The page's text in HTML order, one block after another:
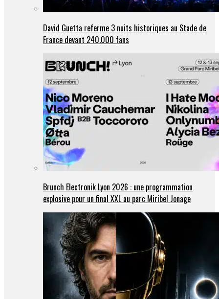
David Guetta referme 3 nuits historiques au Stade de
France devant 240.000 fans
Brunch Electronik Lyon 2026 : une programmation
explosive pour un final XXL au parc Miribel Jonage